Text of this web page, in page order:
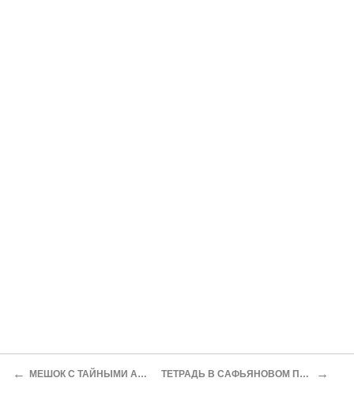
← МЕШОК С ТАЙНЫМИ АЗБУКАМИ ТЕТРАДЬ В САФЬЯНОВОМ ПЕРЕПЛЕТЕ →